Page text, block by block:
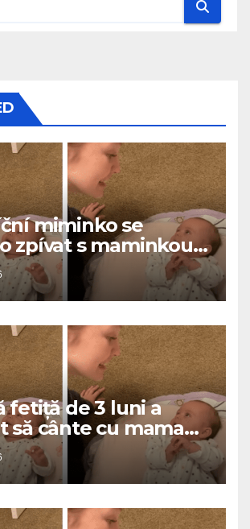
miminko se
zpívat s maminkou…
miliony srdcí
fetiță de 3 luni a
să cânte cu mama
milioane de